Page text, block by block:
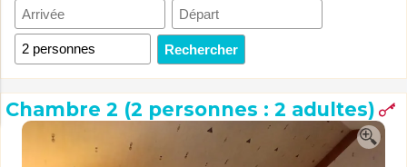
Chambre 2 (2 personnes : 2 adultes)